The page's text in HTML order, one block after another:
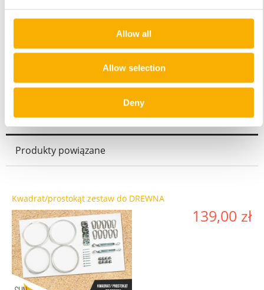
Allow all
Allow selection
Deny
Kurier DPD 13,00 zł
Produkty powiązane
Kwadrat/prostokąt zestaw do DREWNA
139,00 zł